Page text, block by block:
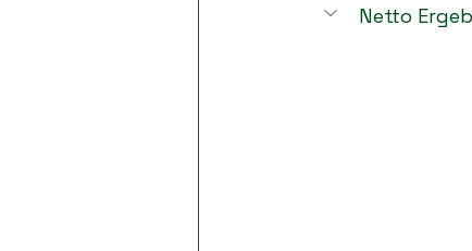
Netto